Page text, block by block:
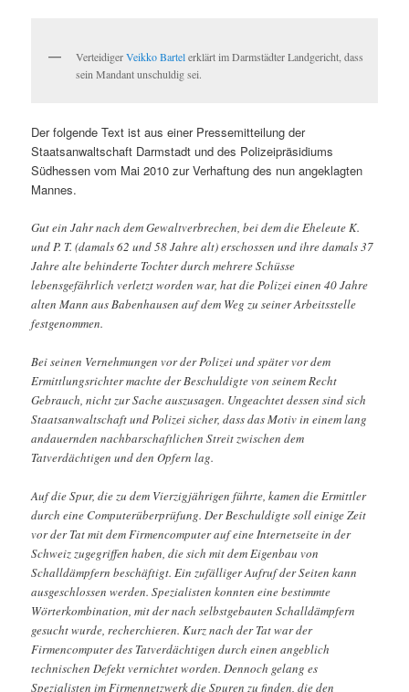
VerteidigerVeikko Bartelerklärt im Darmstädter Landgericht, dass
sein Mandant unschuldig sei.
Der folgende Text ist aus einer Pressemitteilung der
Staatsanwaltschaft Darmstadt und des Polizeipräsidiums
Südhessen vom Mai 2010 zur Verhaftung des nun angeklagten
Mannes.
Gut ein Jahr nach dem Gewaltverbrechen, bei dem die Eheleute K.
und P. T. (damals 62 und 58 Jahre alt) erschossen und ihre damals 37
Jahre alte behinderte Tochter durch mehrere Schüsse
lebensgefährlich verletzt worden war, hat die Polizei einen 40 Jahre
alten Mann aus Babenhausen auf dem Weg zu seiner Arbeitsstelle
festgenommen.
Bei seinen Vernehmungen vor der Polizei und später vor dem
Ermittlungsrichter machte der Beschuldigte von seinem Recht
Gebrauch, nicht zur Sache auszusagen. Ungeachtet dessen sind sich
Staatsanwaltschaft und Polizei sicher, dass das Motiv in einem lang
andauernden nachbarschaftlichen Streit zwischen dem
Tatverdächtigen und den Opfern lag.
Auf die Spur, die zu dem Vierzigjährigen führte, kamen die Ermittler
durch eine Computerüberprüfung. Der Beschuldigte soll einige Zeit
vor der Tat mit dem Firmencomputer auf eine Internetseite in der
Schweiz zugegriffen haben, die sich mit dem Eigenbau von
Schalldämpfern beschäftigt. Ein zufälliger Aufruf der Seiten kann
ausgeschlossen werden. Spezialisten konnten eine bestimmte
Wörterkombination, mit der nach selbstgebauten Schalldämpfern
gesucht wurde, recherchieren. Kurz nach der Tat war der
Firmencomputer des Tatverdächtigen durch einen angeblich
technischen Defekt vernichtet worden. Dennoch gelang es
Spezialisten im Firmennetzwerk die Spuren zu finden, die den